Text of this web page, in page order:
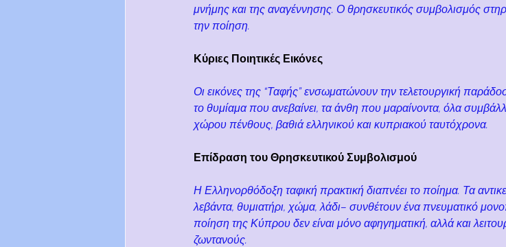
μνήμης και της αναγέννησης. Ο θρησκευτικός συμβολισμός
την ποίηση.
Κύριες Ποιητικές Εικόνες
Οι εικόνες της “Ταφής” ενσωματώνουν την τελετουργική
το θυμίαμα που ανεβαίνει, τα άνθη που μαραίνοντα, όλα
χώρου πένθους, βαθιά ελληνικού και κυπριακού ταυτόχρονα.
Επίδραση του Θρησκευτικού Συμβολισμού
Η Ελληνορθόδοξη ταφική πρακτική διαπνέει το ποίημα. Τα
λεβάντα, θυμιατήρι, χώμα, λάδι– συνθέτουν ένα πνευματικό
ποίηση της Κύπρου δεν είναι μόνο αφηγηματική, αλλά και
ζωντανούς.